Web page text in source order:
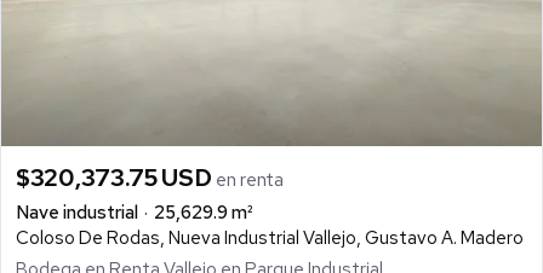
$320,373.75 USD en renta
Nave industrial
25,629.9 m²
Coloso De Rodas, Nueva Industrial Vallejo, Gustavo A. Madero